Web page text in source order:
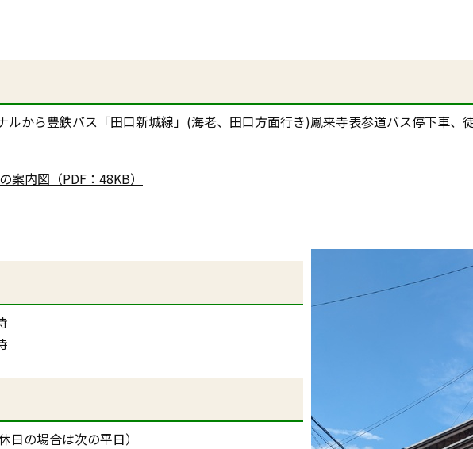
ルから豊鉄バス「田口新城線」(海老、田口方面行き)鳳来寺表参道バス停下車、
内図（PDF：48KB）
の場合は次の平日）